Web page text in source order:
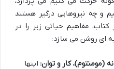
و چه نیروهایی درگیر هستند
مفاهیم حیاتی زیر را در
ای روشن می سازد:
(مومنتوم)، کار و توان: اینها